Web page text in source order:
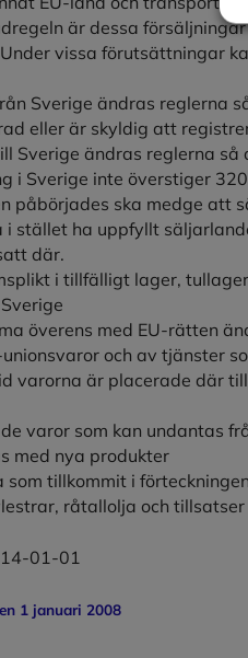
är dessa
vissa förutsättningar
Sverige ändras reglerna
eller är skyldig att
Sverige ändras reglerna
i Sverige inte överstiger
påbörjades ska medge att
i stället ha uppfyllt
där.
i tillfälligt lager,
överens med EU-rätten
och av tjänster
varorna är placerade där
varor som kan undantas
med nya produkter
som tillkommit i
råtallolja och
01-01
1 januari 2008